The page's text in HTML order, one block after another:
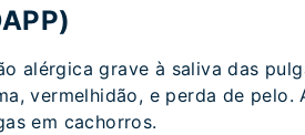
alérgica grave à saliva das
vermelhidão, e perda de pelo.
em cachorros.